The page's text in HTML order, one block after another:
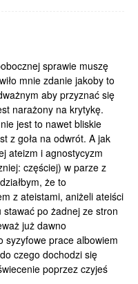
sprawie muszę
mnie zdanie jakoby to
aby przyznać się
narażony na krytykę.
jest to nawet bliskie
z goła na odwrót. A jak
ateizm i agnostycyzm
częściej) w parze z
że to
z ateistami, aniżeli ateiści
po żadnej ze stron
już dawno
syzyfowe prace albowiem
czego dochodzi się
poprzez czyjeś